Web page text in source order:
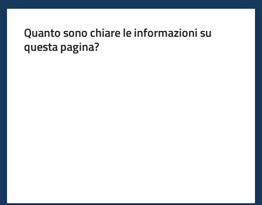
Quanto sono chiare le informazioni su
questa pagina?